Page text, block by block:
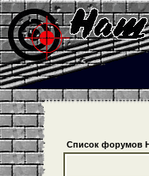
Список форумов